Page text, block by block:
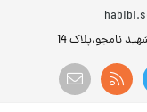
نامجو،پلاک 14